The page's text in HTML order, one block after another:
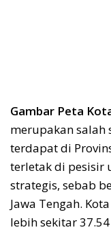
Gambar Peta
merupakan salah
terdapat di
terletak di pesisir
strategis, sebab
Jawa Tengah.
lebih sekitar